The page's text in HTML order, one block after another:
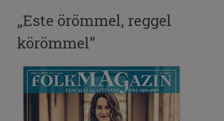
„Este örömmel, reggel
körömmel”